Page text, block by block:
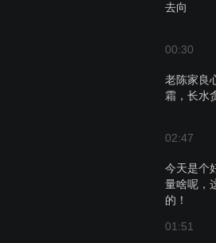
去向
00:30
老陈家良
霜，长水
02:47
今天是个
量啥呢，
的！
01:51